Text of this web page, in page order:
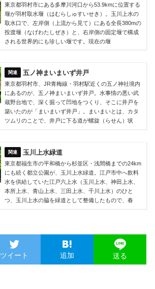
東京都羽村市にある多摩川河口から53.9kmに位置する
堰が羽村取水堰（はむらしゅすいせき）。玉川上水の
取水口で、左岸側（上流から見て）にある全長380mの
投渡堰（なげわたしぜき）と、右岸側の固定堰で構成
される世界的にも珍しい堰です。現在の堰
五ノ神まいまいず井戸
東京都羽村市、JR青梅線・羽村駅近くの五ノ神社境内
にあるのが、五ノ神まいまいず井戸。水事情の悪い武
蔵野台地で、深く掘って凹地をつくり、そこに井戸を
築いたのが「まいまいず井戸」。まいまいとは、カタ
ツムリのことで、井戸に下る道が螺旋（らせん）状
玉川上水緑道
東京都福生市の平和橋から杉並区・浅間橋までの24km
にも続く都立公園が、玉川上水緑道。江戸市中へ飲料
水を供給していた江戸六上水（玉川上水、神田上水、
本所上水、青山上水、三田上水、千川上水）のひと
つ、玉川上水の脇を緑道として整備したもので、春
ツイート 追加 送る